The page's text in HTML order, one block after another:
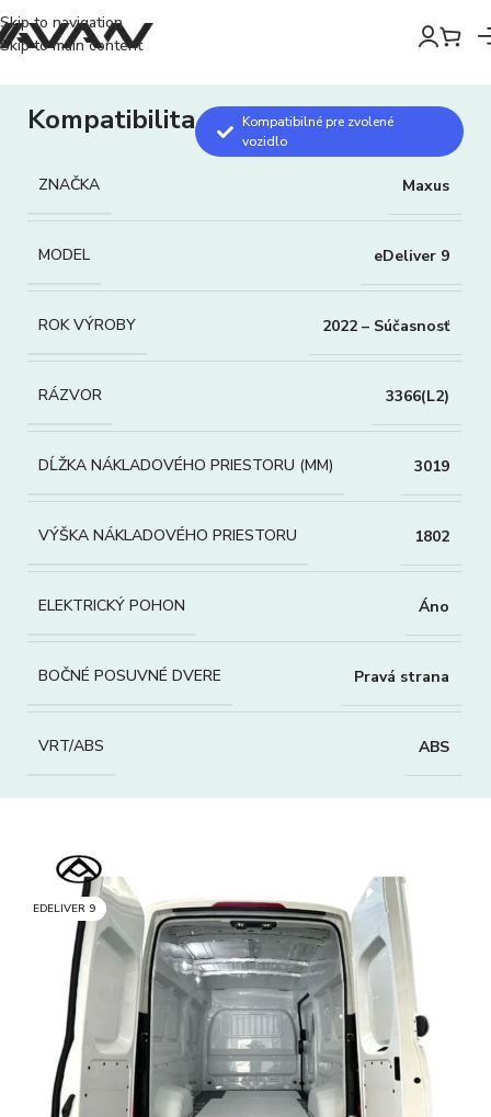
Skip to navigation
Skip to main content
Kompatibilita
Kompatibilné pre zvolené
vozidlo
ZNAČKA Maxus
MODEL eDeliver 9
ROK VÝROBY 2022 – Súčasnosť
RÁZVOR 3366(L2)
DĹŽKA NÁKLADOVÉHO PRIESTORU (MM) 3019
VÝŠKA NÁKLADOVÉHO PRIESTORU 1802
ELEKTRICKÝ POHON Áno
BOČNÉ POSUVNÉ DVERE Pravá strana
VRT/ABS ABS
EDELIVER 9